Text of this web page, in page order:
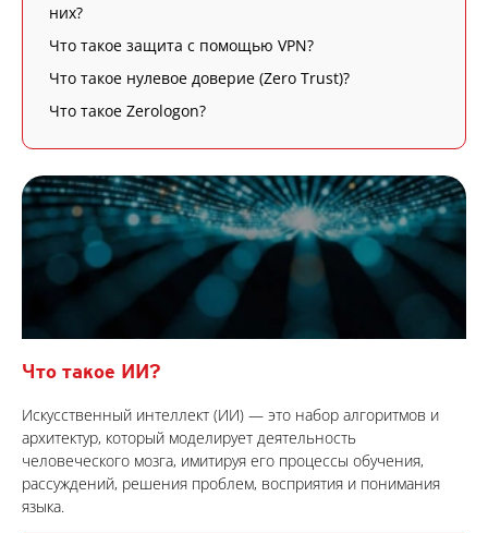
них?
Что такое защита с помощью VPN?
Что такое нулевое доверие (Zero Trust)?
Что такое Zerologon?
Что такое ИИ?
Искусственный интеллект (ИИ) — это набор алгоритмов и
архитектур, который моделирует деятельность
человеческого мозга, имитируя его процессы обучения,
рассуждений, решения проблем, восприятия и понимания
языка.